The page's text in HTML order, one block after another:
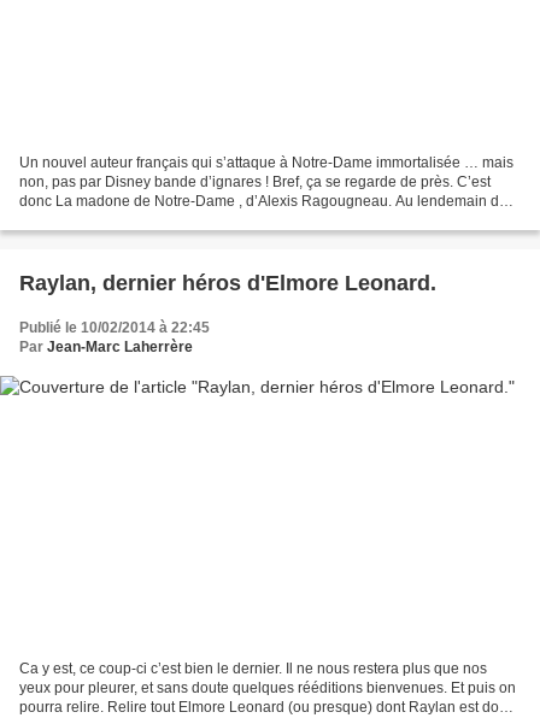
Un nouvel auteur français qui s’attaque à Notre-Dame immortalisée … mais
non, pas par Disney bande d’ignares ! Bref, ça se regarde de près. C’est
donc La madone de Notre-Dame , d’Alexis Ragougneau. Au lendemain des
Raylan, dernier héros d'Elmore Leonard.
Publié le 10/02/2014 à 22:45
Par Jean-Marc Laherrère
Ca y est, ce coup-ci c’est bien le dernier. Il ne nous restera plus que nos
yeux pour pleurer, et sans doute quelques rééditions bienvenues. Et puis on
pourra relire. Relire tout Elmore Leonard (ou presque) dont Raylan est donc